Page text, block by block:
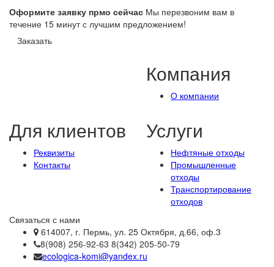
Оформите заявку прмо сейчас Мы перезвоним вам в
течение 15 минут с лучшим предложением!
Заказать
Компания
О компании
Для клиентов
Реквизиты
Контакты
Услуги
Нефтяные отходы
Промышленные
отходы
Транспортирование
отходов
Связаться с нами
614007, г. Пермь, ул. 25 Октября, д.66, оф.3
8(908) 256-92-63 8(342) 205-50-79
ecologica-komi@yandex.ru